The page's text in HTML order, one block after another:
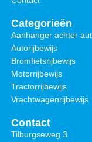
Categorieën
Aanhanger achter
Autorijbewijs
Bromfietsrijbewijs
Motorrijbewijs
Tractorrijbewijs
Vrachtwagenrijbewijs
Contact
Tilburgseweg 3